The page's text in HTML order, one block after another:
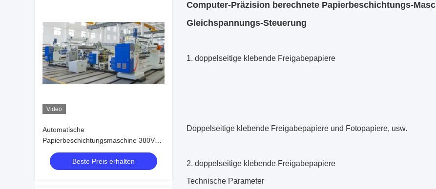
Video
Automatische
Papierbeschichtungsmaschine 380V
mit 200 kg/h Extruder
Beste Preis erhalten
Computer-Präzision berechnete Papierbeschichtungs-
Gleichspannungs-Steuerung
1. doppelseitige klebende Freigabepapiere
Doppelseitige klebende Freigabepapiere und Fotopapiere, usw.
2. doppelseitige klebende Freigabepapiere
Technische Parameter